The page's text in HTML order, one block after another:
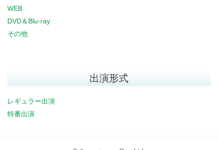
WEB
DVD＆Blu-ray
その他
出演形式
レギュラー出演
特番出演